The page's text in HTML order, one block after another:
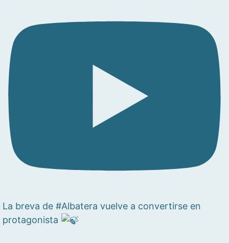
La breva de #Albatera vuelve a convertirse en
protagonista